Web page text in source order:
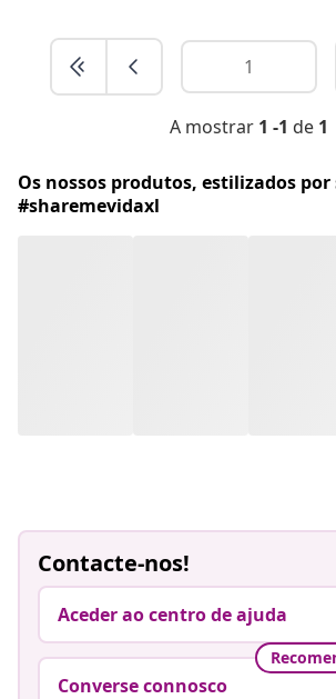
A mostrar 1 -1 de 1
Os nossos produtos, estilizados por
#sharemevidaxl
Contacte-nos!
Aceder ao centro de ajuda
Converse connosco